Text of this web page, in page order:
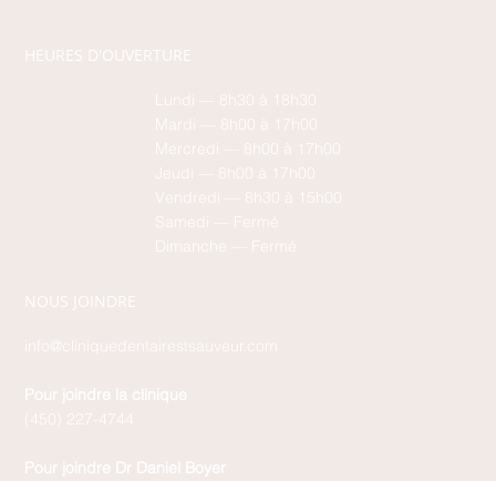
HEURES D'OUVERTURE
Lundi — 8h30 à 18h30
Mardi — 8h00 à 17h00
Mercredi — 8h00 à 17h00
Jeudi — 8h00 à 17h00
Vendredi — 8h30 à 15h00
Samedi — Fermé
Dimanche — Fermé
NOUS JOINDRE
info@cliniquedentairestsauveur.com
Pour joindre la clinique
Pour joindre Dr Daniel Boyer